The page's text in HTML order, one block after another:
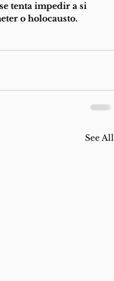
tenta impedir a si
o holocausto.
See All